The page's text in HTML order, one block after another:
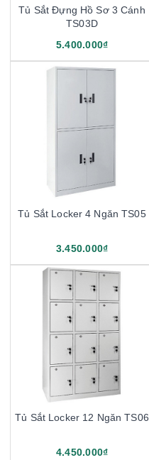
Tủ Sắt Đựng Hồ Sơ 3 Cánh
TS03D
5.400.000₫
Tủ Sắt Locker 4 Ngăn TS05
3.450.000₫
Tủ Sắt Locker 12 Ngăn TS06
4.450.000₫